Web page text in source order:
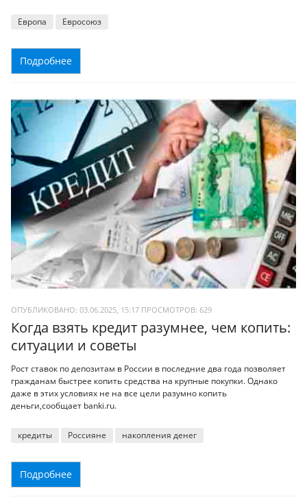
Европа Евросоюз
Подробнее
ОПУБЛИКОВАНО: 03.06.2025, 15:17 ПРОСМОТРОВ: 629
Когда взять кредит разумнее, чем копить:
ситуации и советы
Рост ставок по депозитам в России в последние два года позволяет
гражданам быстрее копить средства на крупные покупки. Однако
даже в этих условиях не на все цели разумно копить
деньги,сообщает banki.ru.
кредиты Россияне накопления денег
Подробнее